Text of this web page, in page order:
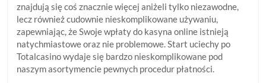
znajdują się coś znacznie więcej aniżeli tylko niezawodne,
lecz również cudownie nieskomplikowane używaniu,
zapewniając, że Swoje wpłaty do kasyna online istnieją
natychmiastowe oraz nie problemowe. Start uciechy po
Totalcasino wydaje się bardzo nieskomplikowane pod
naszym asortymencie pewnych procedur płatności.